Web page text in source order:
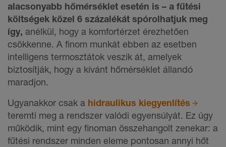
alacsonyabb hőmérséklet esetén is – a fűtési
költségek közel 6 százalékát spórolhatjuk meg
így, anélkül, hogy a komfortérzet érezhetően
csökkenne. A finom munkát ebben az esetben
intelligens termosztátok veszik át, amelyek
biztosítják, hogy a kívánt hőmérséklet állandó
maradjon.
Ugyanakkor csak a hidraulikus kiegyenlítés
teremti meg a rendszer valódi egyensúlyát. Ez úgy
működik, mint egy finoman összehangolt zenekar: a
fűtési rendszer minden eleme pontosan annyi hőt